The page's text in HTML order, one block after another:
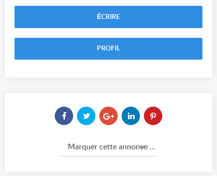
ÉCRIRE
PROFIL
Marquer cette annonce comme...